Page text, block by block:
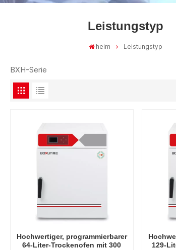
Leistungstyp
heim Leistungstyp
BXH-Serie
Hochwertiger, programmierbarer
64-Liter-Trockenofen mit 300
129-